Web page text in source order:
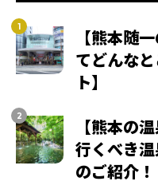
【熊本随
てどんな
ト】
【熊本の
行くべき
のご紹介！